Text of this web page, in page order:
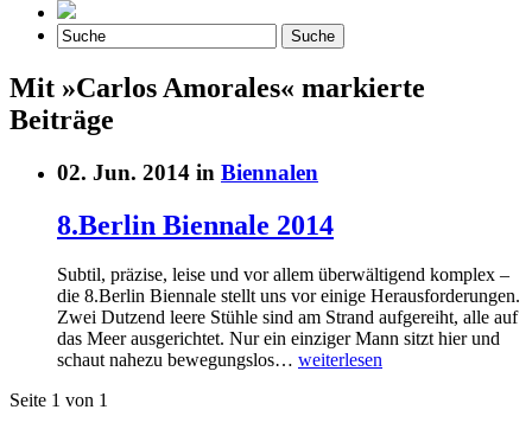
Mit »Carlos Amorales« markierte
Beiträge
02. Jun. 2014 in Biennalen
8.Berlin Biennale 2014
Subtil, präzise, leise und vor allem überwältigend komplex –
die 8.Berlin Biennale stellt uns vor einige Herausforderungen.
Zwei Dutzend leere Stühle sind am Strand aufgereiht, alle auf
das Meer ausgerichtet. Nur ein einziger Mann sitzt hier und
schaut nahezu bewegungslos… weiterlesen
Seite 1 von 1